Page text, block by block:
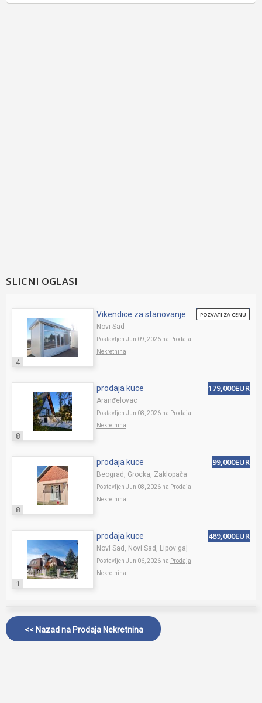
SLICNI OGLASI
4
Vikendice za stanovanje
Novi Sad
Postavljen Jun 09, 2026 na Prodaja
Nekretnina
POZVATI ZA CENU
8
prodaja kuce
Aranđelovac
Postavljen Jun 08, 2026 na Prodaja
Nekretnina
179,000EUR
8
prodaja kuce
Beograd, Grocka, Zaklopača
Postavljen Jun 08, 2026 na Prodaja
Nekretnina
99,000EUR
1
prodaja kuce
Novi Sad, Novi Sad, Lipov gaj
Postavljen Jun 06, 2026 na Prodaja
Nekretnina
489,000EUR
<< Nazad na Prodaja Nekretnina